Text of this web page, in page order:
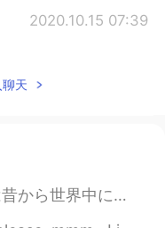
2020.10.15 07:39
that lockdown
Canada is
天
り高い清潔さと衛生について書かれています。 個人的にはたまにお風呂...